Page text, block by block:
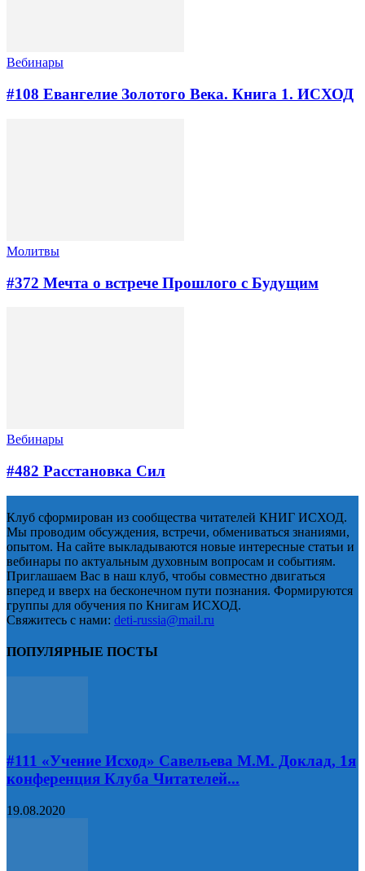
Вебинары
#108 Евангелие Золотого Века. Книга 1. ИСХОД
Молитвы
#372 Мечта о встрече Прошлого с Будущим
Вебинары
#482 Расстановка Сил
Клуб сформирован из сообщества читателей КНИГ ИСХОД.
Мы проводим обсуждения, встречи, обмениваться знаниями,
опытом. На сайте выкладываются новые интересные статьи и
вебинары по актуальным духовным вопросам и событиям.
Приглашаем Вас в наш клуб, чтобы совместно двигаться
вперед и вверх на бесконечном пути познания. Формируются
группы для обучения по Книгам ИСХОД.
Свяжитесь с нами: deti-russia@mail.ru
ПОПУЛЯРНЫЕ ПОСТЫ
#111 «Учение Исход» Савельева М.М. Доклад, 1я
конференция Клуба Читателей...
19.08.2020